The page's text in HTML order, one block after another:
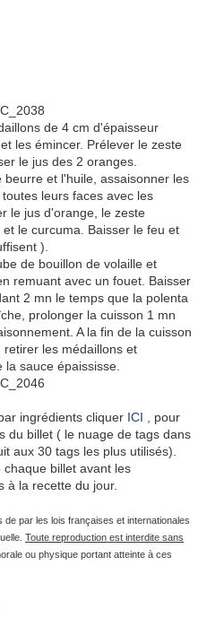
de 4 cm d'épaisseur
les émincer. Prélever le zeste
le jus des 2 oranges.
et l'huile, assaisonner les
leurs faces avec les
le jus d'orange, le zeste
le curcuma. Baisser le feu et
).
de bouillon de volaille et
remuant avec un fouet. Baisser
2 mn le temps que la polenta
prolonger la cuisson 1 mn
A la fin de la cuisson
les médaillons et
sauce épaississe.
ingrédients cliquer ICI , pour
du billet ( le nuage de tags dans
aux 30 tags les plus utilisés).
billet avant les
à la recette du jour.
par les lois françaises et internationales
Toute reproduction est interdite sans
ou physique portant atteinte à ces